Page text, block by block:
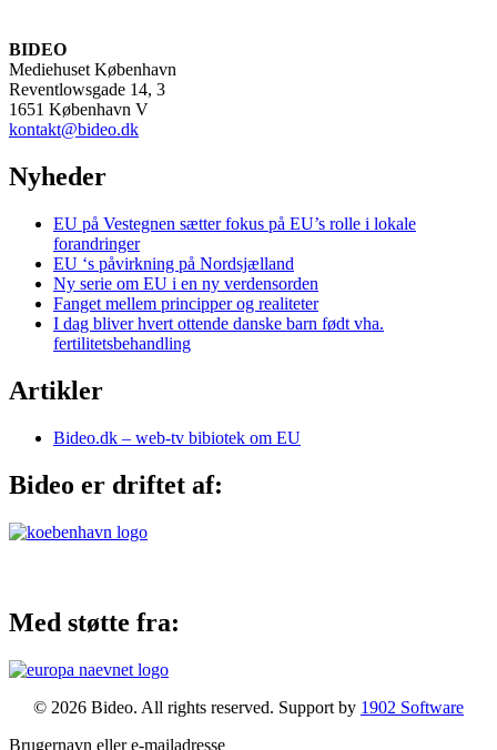
BIDEO
Mediehuset København
Reventlowsgade 14, 3
1651 København V
kontakt@bideo.dk
Nyheder
EU på Vestegnen sætter fokus på EU’s rolle i lokale
forandringer
EU ‘s påvirkning på Nordsjælland
Ny serie om EU i en ny verdensorden
Fanget mellem principper og realiteter
I dag bliver hvert ottende danske barn født vha.
fertilitetsbehandling
Artikler
Bideo.dk – web-tv bibiotek om EU
Bideo er driftet af:
Med støtte fra:
© 2026 Bideo. All rights reserved. Support by 1902 Software
Brugernavn eller e-mailadresse